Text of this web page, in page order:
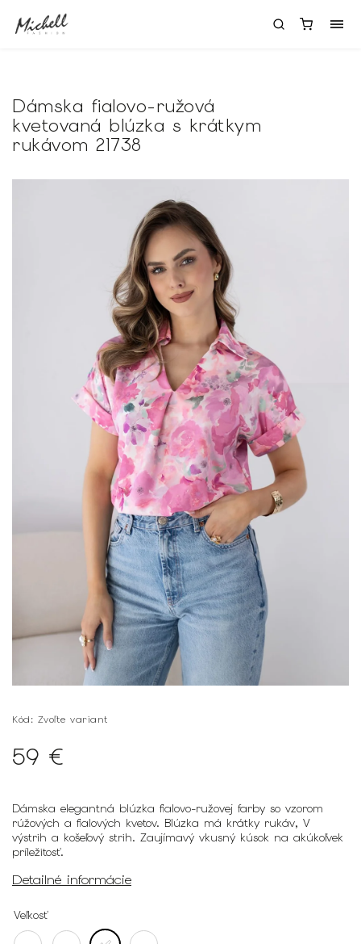
Dámska fialovo-ružová
kvetovaná blúzka s krátkym
rukávom 21738
Kód: Zvoľte variant
59 €
Dámska elegantná blúzka fialovo-ružovej farby so vzorom
rúžových a fialových kvetov. Blúzka má krátky rukáv, V
výstrih a košeľový strih. Zaujímavý vkusný kúsok na akúkoľvek
príležitosť.
Detailné informácie
Veľkosť